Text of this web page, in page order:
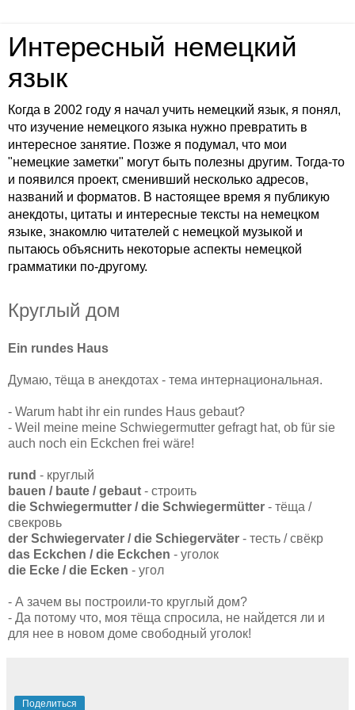
Интересный немецкий
язык
Когда в 2002 году я начал учить немецкий язык, я понял,
что изучение немецкого языка нужно превратить в
интересное занятие. Позже я подумал, что мои
"немецкие заметки" могут быть полезны другим. Тогда-то
и появился проект, сменивший несколько адресов,
названий и форматов. В настоящее время я публикую
анекдоты, цитаты и интересные тексты на немецком
языке, знакомлю читателей с немецкой музыкой и
пытаюсь объяснить некоторые аспекты немецкой
грамматики по-другому.
Круглый дом
Ein rundes Haus
Думаю, тёща в анекдотах - тема интернациональная.
- Warum habt ihr ein rundes Haus gebaut?
- Weil meine meine Schwiegermutter gefragt hat, ob für sie
auch noch ein Eckchen frei wäre!
rund - круглый
bauen / baute / gebaut - строить
die Schwiegermutter / die Schwiegermütter - тёща /
свекровь
der Schwiegervater / die Schiegerväter - тесть / свёкр
das Eckchen / die Eckchen - уголок
die Ecke / die Ecken - угол
- А зачем вы построили-то круглый дом?
- Да потому что, моя тёща спросила, не найдется ли и
для нее в новом доме свободный уголок!
Поделиться